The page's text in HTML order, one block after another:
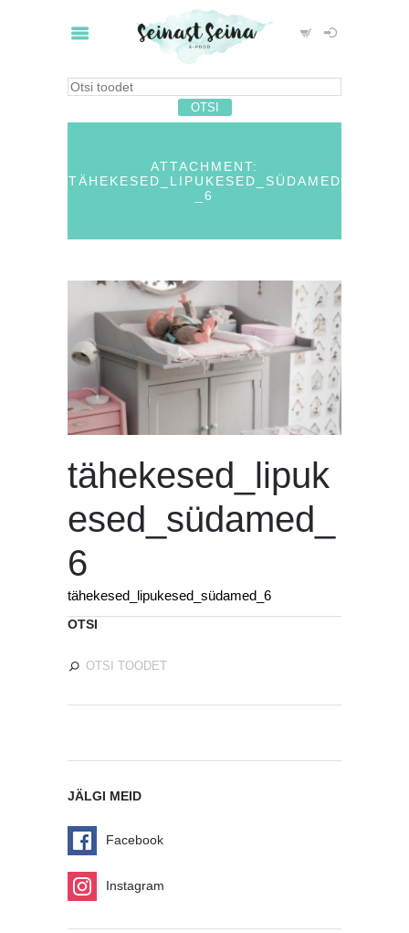
ATTACHMENT:
TÄHEKESED_LIPUKESED_SÜDAMED
_6
tähekesed_lipuk
esed_südamed_
6
tähekesed_lipukesed_südamed_6
OTSI
JÄLGI MEID
Facebook
Instagram